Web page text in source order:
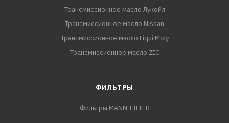
Трансмиссионное масло Лукойл
Трансмиссионное масло Nissan
Трансмиссионное масло Liqui Moly
Трансмиссионное масло ZIC
ФИЛЬТРЫ
Фильтры MANN-FILTER